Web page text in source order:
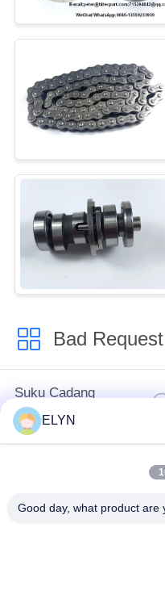
Bad Request
Suku Cadang
Kendaraan
ELYN
Good day, what product are